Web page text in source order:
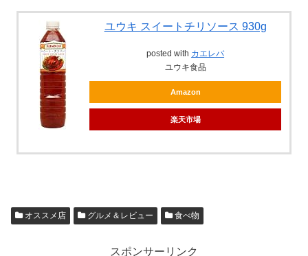
ユウキ スイートチリソース 930g
posted with カエレバ
ユウキ食品
Amazon
楽天市場
オススメ店 グルメ＆レビュー 食べ物
スポンサーリンク